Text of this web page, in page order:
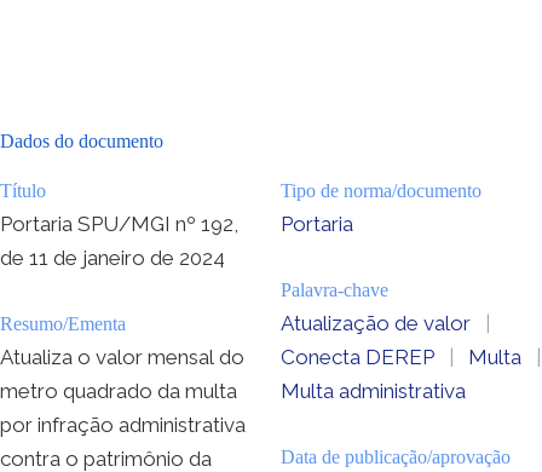
Dados do documento
Título
Portaria SPU/MGI nº 192,
de 11 de janeiro de 2024
Resumo/Ementa
Atualiza o valor mensal do
metro quadrado da multa
por infração administrativa
contra o patrimônio da
Tipo de norma/documento
Portaria
Palavra-chave
Atualização de valor
|
Conecta DEREP
| Multa
|
Multa administrativa
Data de publicação/aprovação